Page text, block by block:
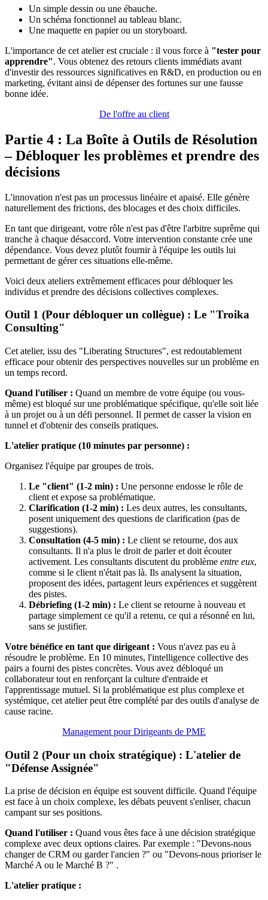
Un simple dessin ou une ébauche.
Un schéma fonctionnel au tableau blanc.
Une maquette en papier ou un storyboard.
L'importance de cet atelier est cruciale : il vous force à "tester pour
apprendre". Vous obtenez des retours clients immédiats avant
d'investir des ressources significatives en R&D, en production ou en
marketing, évitant ainsi de dépenser des fortunes sur une fausse
bonne idée.
De l'offre au client
Partie 4 : La Boîte à Outils de Résolution
– Débloquer les problèmes et prendre des
décisions
L'innovation n'est pas un processus linéaire et apaisé. Elle génère
naturellement des frictions, des blocages et des choix difficiles.
En tant que dirigeant, votre rôle n'est pas d'être l'arbitre suprême qui
tranche à chaque désaccord. Votre intervention constante crée une
dépendance. Vous devez plutôt fournir à l'équipe les outils lui
permettant de gérer ces situations elle-même.
Voici deux ateliers extrêmement efficaces pour débloquer les
individus et prendre des décisions collectives complexes.
Outil 1 (Pour débloquer un collègue) : Le "Troika
Consulting"
Cet atelier, issu des "Liberating Structures", est redoutablement
efficace pour obtenir des perspectives nouvelles sur un problème en
un temps record.
Quand l'utiliser : Quand un membre de votre équipe (ou vous-
même) est bloqué sur une problématique spécifique, qu'elle soit liée
à un projet ou à un défi personnel. Il permet de casser la vision en
tunnel et d'obtenir des conseils pratiques.
L'atelier pratique (10 minutes par personne) :
Organisez l'équipe par groupes de trois.
Le "client" (1-2 min) : Une personne endosse le rôle de
client et expose sa problématique.
Clarification (1-2 min) : Les deux autres, les consultants,
posent uniquement des questions de clarification (pas de
suggestions).
Consultation (4-5 min) : Le client se retourne, dos aux
consultants. Il n'a plus le droit de parler et doit écouter
activement. Les consultants discutent du problème entre eux,
comme si le client n'était pas là. Ils analysent la situation,
proposent des idées, partagent leurs expériences et suggèrent
des pistes.
Débriefing (1-2 min) : Le client se retourne à nouveau et
partage simplement ce qu'il a retenu, ce qui a résonné en lui,
sans se justifier.
Votre bénéfice en tant que dirigeant : Vous n'avez pas eu à
résoudre le problème. En 10 minutes, l'intelligence collective des
pairs a fourni des pistes concrètes. Vous avez débloqué un
collaborateur tout en renforçant la culture d'entraide et
l'apprentissage mutuel. Si la problématique est plus complexe et
systémique, cet atelier peut être complété par des outils d'analyse de
cause racine.
Management pour Dirigeants de PME
Outil 2 (Pour un choix stratégique) : L'atelier de
"Défense Assignée"
La prise de décision en équipe est souvent difficile. Quand l'équipe
est face à un choix complexe, les débats peuvent s'enliser, chacun
campant sur ses positions.
Quand l'utiliser : Quand vous êtes face à une décision stratégique
complexe avec deux options claires. Par exemple : "Devons-nous
changer de CRM ou garder l'ancien ?" ou "Devons-nous prioriser le
Marché A ou le Marché B ?" .
L'atelier pratique :